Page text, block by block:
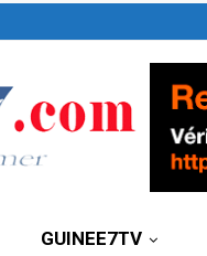
GUINEE7TV